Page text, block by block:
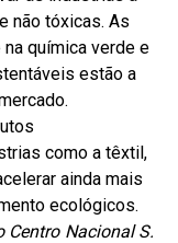
não tóxicas. As
química verde e
​​estão a
como a têxtil,
ainda mais
ecológicos.
Centro Nacional S.